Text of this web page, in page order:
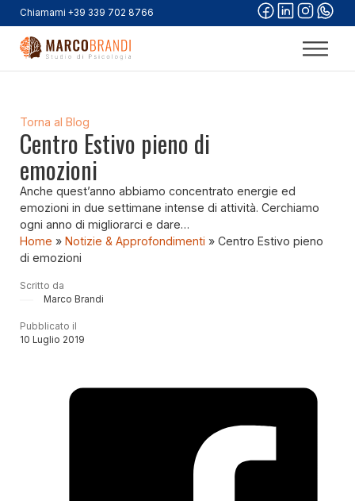
Chiamami +39 339 702 8766
Centro Estivo pieno di
emozioni
Anche quest’anno abbiamo concentrato energie ed
emozioni in due settimane intense di attività. Cerchiamo
ogni anno di migliorarci e dare…
Home » Notizie & Approfondimenti » Centro Estivo pieno
di emozioni
Scritto da
Marco Brandi
Pubblicato il
10 Luglio 2019
Torna al Blog